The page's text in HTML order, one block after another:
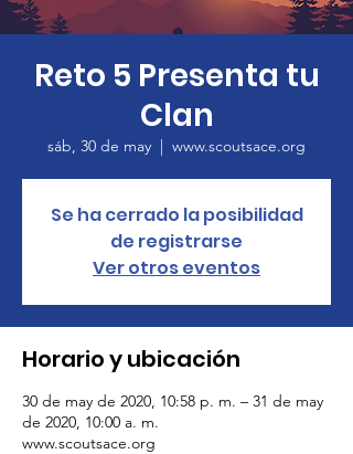
Reto 5 Presenta tu
Clan
sáb, 30 de may
  |
www.scoutsace.org
Se ha cerrado la posibilidad
de registrarse
Ver otros eventos
Horario y ubicación
30 de may de 2020, 10:58 p. m. – 31 de may
de 2020, 10:00 a. m.
www.scoutsace.org